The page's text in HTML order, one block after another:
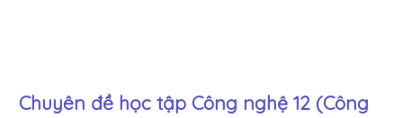
Chuyên đề học tập Công nghệ 12 (Công